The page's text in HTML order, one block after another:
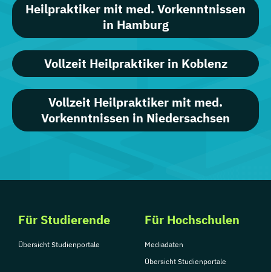
Heilpraktiker mit med. Vorkenntnissen
in Hamburg
Vollzeit Heilpraktiker in Koblenz
Vollzeit Heilpraktiker mit med.
Vorkenntnissen in Niedersachsen
Für Studierende
Übersicht Studienportale
Für Hochschulen
Mediadaten
Übersicht Studienportale